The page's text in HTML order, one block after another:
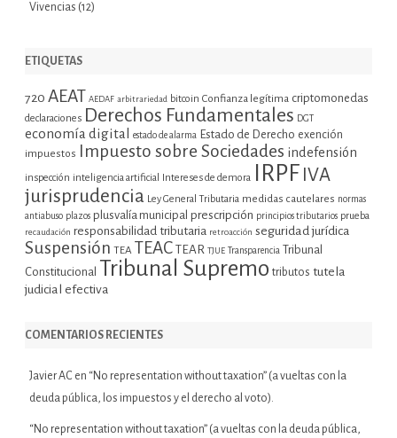
Vivencias (12)
ETIQUETAS
720 AEAT AEDAF arbitrariedad bitcoin Confianza legítima criptomonedas
declaraciones Derechos Fundamentales DGT
economía digital estado de alarma Estado de Derecho exención
impuestos Impuesto sobre Sociedades indefensión
inspección inteligencia artificial Intereses de demora IRPF IVA
jurisprudencia Ley General Tributaria medidas cautelares normas
antiabuso plazos plusvalía municipal prescripción principios tributarios prueba
recaudación responsabilidad tributaria retroacción seguridad jurídica
Suspensión TEA TEAC TEAR TJUE Transparencia Tribunal
Constitucional Tribunal Supremo tributos tutela
judicial efectiva
COMENTARIOS RECIENTES
Javier AC en “No representation without taxation” (a vueltas con la
deuda pública, los impuestos y el derecho al voto).
“No representation without taxation” (a vueltas con la deuda pública,